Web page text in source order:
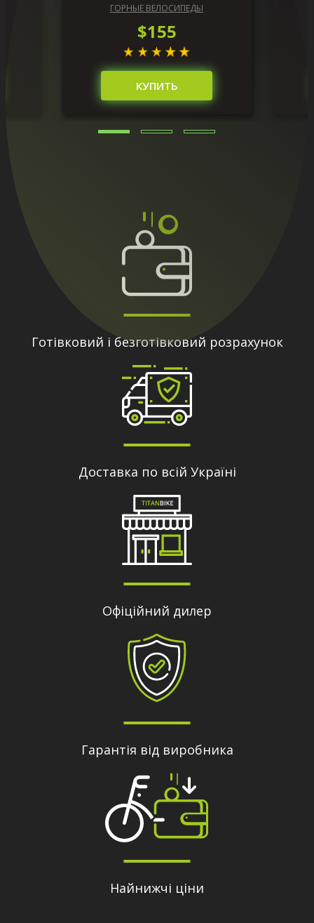
ГОРНЫЕ ВЕЛОСИПЕДЫ
$155
КУПИТЬ
Готівковий і безготівковий розрахунок
Доставка по всій Україні
Офіційний дилер
Гарантія від виробника
Найнижчі ціни